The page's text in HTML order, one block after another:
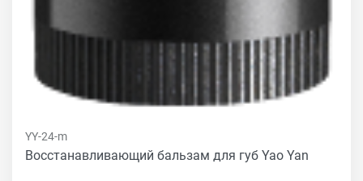
YY-24-m
Восстанавливающий бальзам для губ Yao Yan